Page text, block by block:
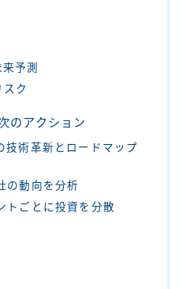
予測
ク
のアクション
技術革新とロードマップ
の動向を分析
トごとに投資を分散